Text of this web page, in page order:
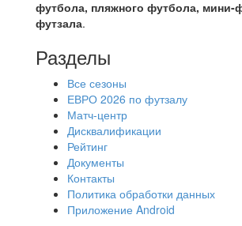
футбола, пляжного футбола, мини-
футзала.
Разделы
Все сезоны
ЕВРО 2026 по футзалу
Матч-центр
Дисквалификации
Рейтинг
Документы
Контакты
Политика обработки данных
Приложение Android